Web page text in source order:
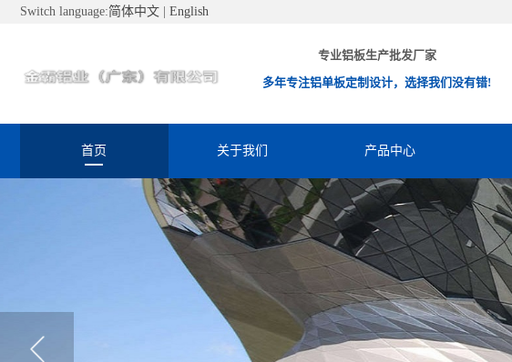
Switch language:简体中文 English
专业铝板生产批发厂家
多年专注铝单板定制设计，选择我们没有错!
首页 关于我们 产品中心